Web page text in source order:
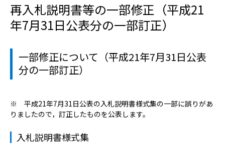
人間ドック希望の方
当院へ就職希望の方
事業者・その他の方
病院の概要
当院の魅力
再入札説明書等の一部修正（平成21
年7月31日公表分の一部訂正）
一部修正について（平成21年7月31日公表
分の一部訂正）
※ 平成21年7月31日公表の入札説明書様式集の一部に誤りがあ
りましたので，訂正したものを公表します。
入札説明書様式集